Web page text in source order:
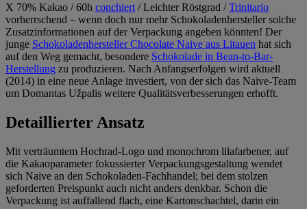
X 70% Kakao / 60h conchiert / Leichter Röstgrad /Trinitario
vorherrschend – wenn doch nur mehr Schokoladenhersteller solche
Zusatzinformationen auf der Verpackung angeben könnten! Der
junge Schokoladenhersteller Chocolate Naive aus Litauen hat sich
auf den Weg gemacht, besondere Schokolade in Bean-to-Bar-
Herstellung zu produzieren. Nach Anfangserfolgen wird aktuell
(2014) in eine neue Anlage investiert, von der sich das Naive-Team
um Domantas Užpalis weitere Qualitätsverbesserungen erhofft.
Detaillierter Ansatz
Mit verträumtem Hochrad-Logo und monochrom lilafarbener, auf
die Kakaoparameter fokussierter Verpackungsgestaltung wendet
sich Naive an den Schokoladen-Fachhandel; bei dem stolzen
geforderten Preispunkt auch nicht anders denkbar. Schon die
Verpackung ist auffallend flach, eine Kartonschachtel, darin ein